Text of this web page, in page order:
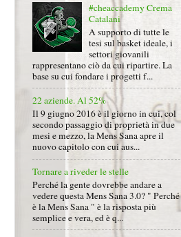
#cheaccademy Crema
Catalani
A supporto di tutte le
tesi sul basket ideale, i
settori giovanili
rappresentano ciò da cui ripartire. La
base su cui fondare i progetti f...
22 aziende. Al 52%
Il 9 giugno 2016 è il giorno in cui, col
secondo passaggio di proprietà in due
mesi e mezzo, la Mens Sana apre il
nuovo capitolo con cui aus...
Tornare a riveder le stelle
Perché la gente dovrebbe andare a
vedere questa Mens Sana 3.0? " Perché
è la Mens Sana " è la risposta più
semplice e vera, ed è q...